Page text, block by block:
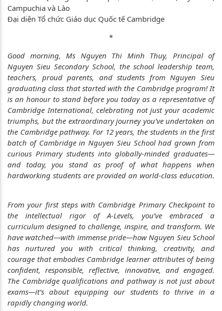
Campuchia và Lào
Đại diện Tổ chức Giáo dục Quốc tế Cambridge
*
Good morning, Ms Nguyen Thi Minh Thuy, Principal of
Nguyen Sieu Secondary School, the school leadership team,
teachers, proud parents, and students from Nguyen Sieu
graduating class that started with the Cambridge program! It
is an honour to stand before you today as a representative of
Cambridge International, celebrating not just your academic
triumphs, but the extraordinary journey you’ve undertaken on
the Cambridge pathway. For 12 years, the students in the first
batch of Cambridge in Nguyen Sieu School had grown from
curious Primary students into globally-minded graduates—
and today, you stand as proof of what happens when
hardworking students are provided an world-class education.
From your first steps with Cambridge Primary Checkpoint to
the intellectual rigor of A-Levels, you’ve embraced a
curriculum designed to challenge, inspire, and transform. We
have watched—with immense pride—how Nguyen Sieu School
has nurtured you with critical thinking, creativity, and
courage that embodies Cambridge learner attributes of being
confident, responsible, reflective, innovative, and engaged.
The Cambridge qualifications and pathway is not just about
exams—it’s about equipping our students to thrive in a
rapidly changing world.